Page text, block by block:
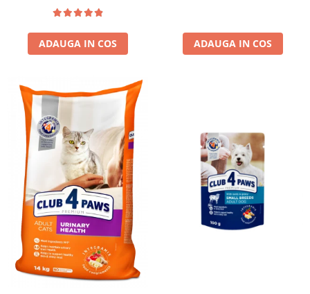
ADAUGA IN COS ADAUGA IN COS